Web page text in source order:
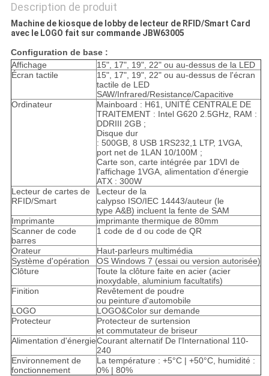
PLAN
DU
SITE
PRIVACY
Description de produit
Machine de kiosque de lobby de lecteur de RFID/Smart Card
avec le LOGO fait sur commande JBW63005
Configuration de base :
Affichage
15", 17", 19", 22" ou au-dessus de la LED
Écran tactile
15", 17", 19", 22" ou au-dessus de l'écran
tactile de LED
SAW/Infrared/Resistance/Capacitive
Ordinateur
Mainboard : H61, UNITÉ CENTRALE DE
TRAITEMENT : Intel G620 2.5GHz, RAM :
DDRIII 2GB ;
Disque dur
: 500GB, 8 USB 1RS232,1 LTP, 1VGA,
port net de 1LAN 10/100M ;
Carte son, carte intégrée par 1DVI de
l'affichage 1VGA, alimentation d'énergie
ATX : 300W
Lecteur de cartes de
RFID/Smart
Lecteur de la
calypso ISO/IEC 14443/auteur (le
type A&B) incluent la fente de SAM
Imprimante
imprimante thermique de 80mm
Scanner de code
barres
1 code de d ou code de QR
Orateur
Haut-parleurs multimédia
Système d'opération
OS Windows 7 (essai ou version autorisée)
Clôture
Toute la clôture faite en acier (acier
inoxydable, aluminium facultatifs)
Finition
Revêtement de poudre
ou peinture d'automobile
LOGO
LOGO&Color sur demande
Protecteur
Protecteur de surtension
et commutateur de briseur
Alimentation d'énergieCourant alternatif De l'International 110-
240
Environnement de
fonctionnement
La température : +5°C | +50°C, humidité :
0% | 80%